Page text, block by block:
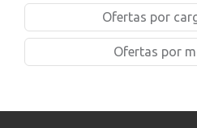
Ofertas por
Ofertas por